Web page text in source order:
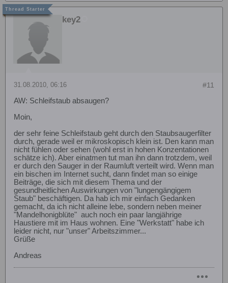
key2
#11
31.08.2010, 06:16
AW: Schleifstaub absaugen?
Moin,
der sehr feine Schleifstaub geht durch den Staubsaugerfilter
durch, gerade weil er mikroskopisch klein ist. Den kann man
nicht fühlen oder sehen (wohl erst in hohen Konzentationen
schätze ich). Aber einatmen tut man ihn dann trotzdem, weil
er durch den Sauger in der Raumluft verteilt wird. Wenn man
ein bischen im Internet sucht, dann findet man so einige
Beiträge, die sich mit diesem Thema und der
gesundheitlichen Auswirkungen von "lungengängigem
Staub" beschäftigen. Da hab ich mir einfach Gedanken
gemacht, da ich nicht alleine lebe, sondern neben meiner
"Mandelhonigblüte" auch noch ein paar langjährige
Haustiere mit im Haus wohnen. Eine "Werkstatt" habe ich
leider nicht, nur "unser" Arbeitszimmer...
Grüße
Andreas